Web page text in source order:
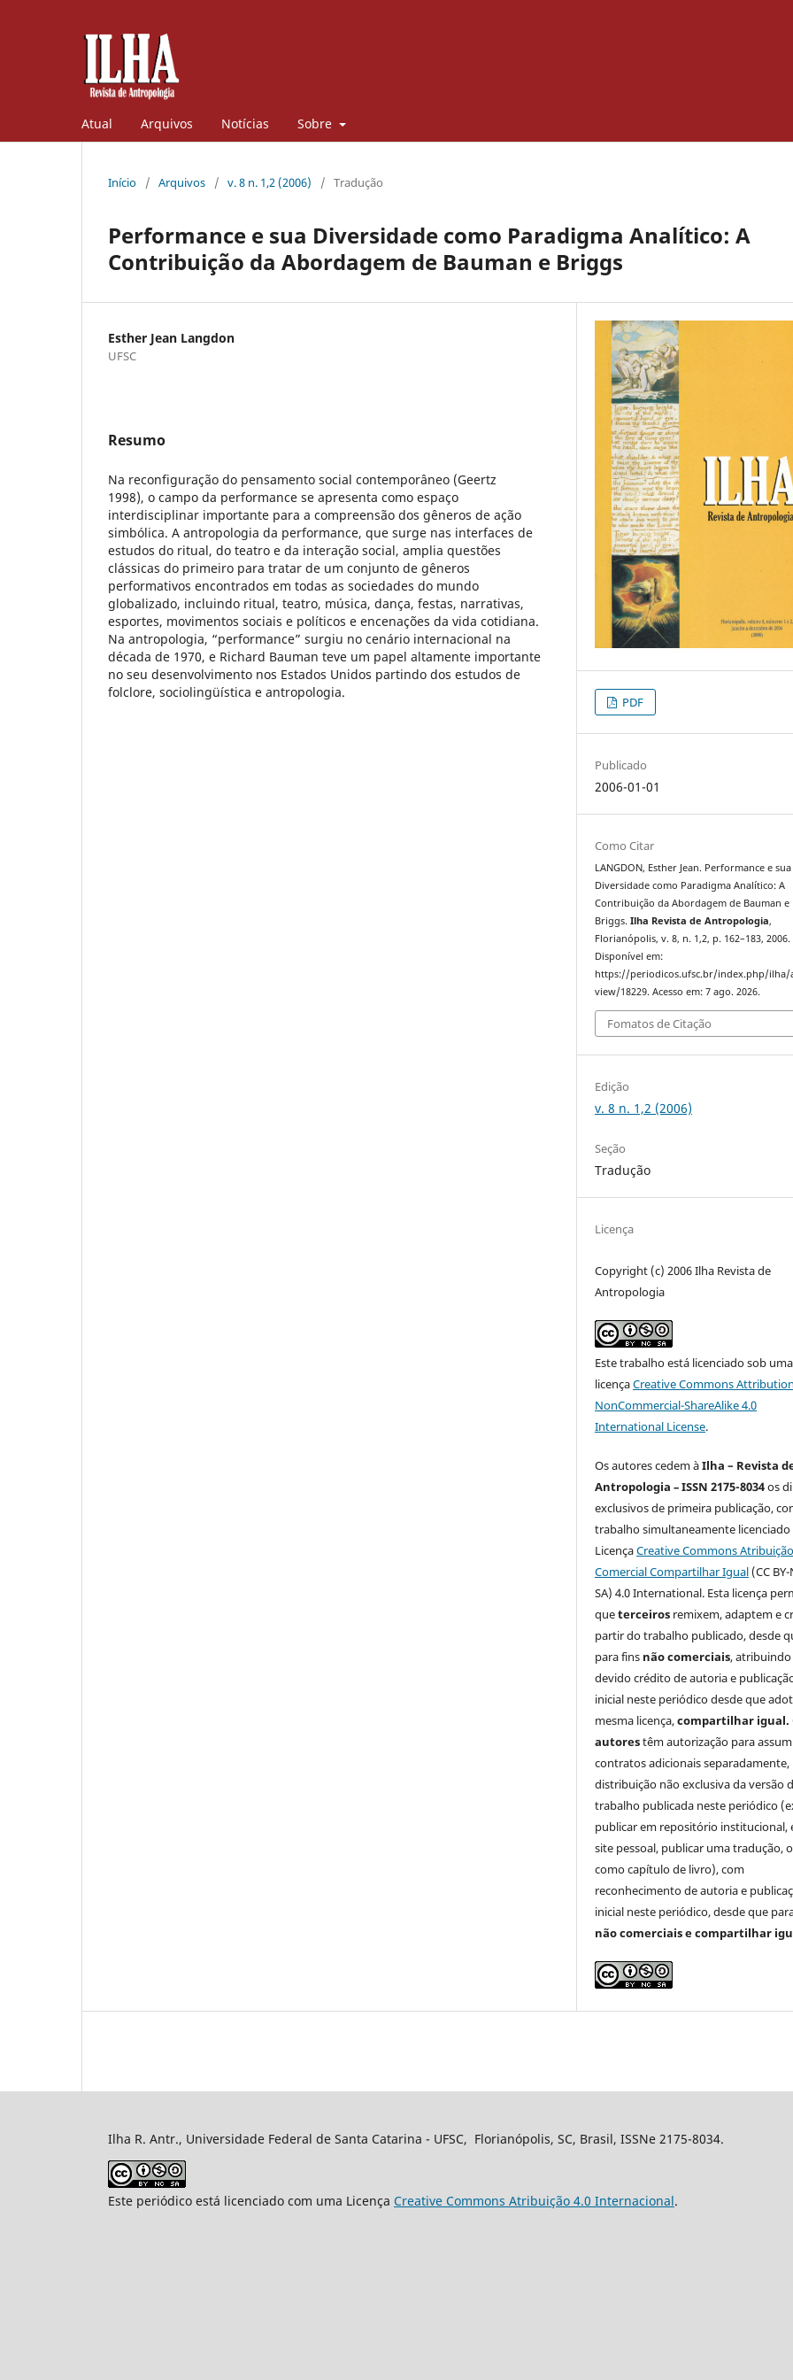
Atual Arquivos Notícias Sobre
Início / Arquivos / v. 8 n. 1,2 (2006) / Tradução
Performance e sua Diversidade como Paradigma Analítico: A
Contribuição da Abordagem de Bauman e Briggs
Esther Jean Langdon
UFSC
Resumo
Na reconfiguração do pensamento social contemporâneo (Geertz
1998), o campo da performance se apresenta como espaço
interdisciplinar importante para a compreensão dos gêneros de ação
simbólica. A antropologia da performance, que surge nas interfaces de
estudos do ritual, do teatro e da interação social, amplia questões
clássicas do primeiro para tratar de um conjunto de gêneros
performativos encontrados em todas as sociedades do mundo
globalizado, incluindo ritual, teatro, música, dança, festas, narrativas,
esportes, movimentos sociais e políticos e encenações da vida cotidiana.
Na antropologia, “performance” surgiu no cenário internacional na
década de 1970, e Richard Bauman teve um papel altamente importante
no seu desenvolvimento nos Estados Unidos partindo dos estudos de
folclore, sociolingüística e antropologia.
PDF
Publicado
2006-01-01
Como Citar
LANGDON, Esther Jean. Performance e sua
Diversidade como Paradigma Analítico: A
Contribuição da Abordagem de Bauman e
Briggs.Ilha Revista de Antropologia,
Florianópolis, v. 8, n. 1,2, p. 162–183, 2006.
Disponível em:
https://periodicos.ufsc.br/index.php/ilha/
view/18229. Acesso em: 7 ago. 2026.
Fomatos de Citação
Edição
v. 8 n. 1,2 (2006)
Seção
Tradução
Licença
Copyright (c) 2006 Ilha Revista de
Antropologia
Este trabalho está licenciado sob uma
licençaCreative Commons
NonCommercial-ShareAlike 4.0
International License.
Os autores cedem àIlha – Revista
Antropologia –ISSN 2175-8034os
exclusivos de primeira publicação,
trabalho simultaneamente licenciado
LicençaCreative Commons
Comercial Compartilhar Igual (CC
SA) 4.0 International. Esta licença
queterceiros remixem, adaptem e
partir do trabalho publicado, desde
para fins não comerciais,
devido crédito de autoria e
inicial neste periódico desde que
mesma licença,compartilhar igual.
autorestêm autorização para
contratos adicionais separadamente,
distribuição não exclusiva da versão
trabalho publicada neste periódico
publicar em repositório institucional,
site pessoal, publicar uma tradução,
como capítulo de livro), com
reconhecimento de autoria e
inicial neste periódico, desde que
não comerciais e compartilhar
Ilha R. Antr., Universidade Federal de Santa Catarina - UFSC, Florianópolis, SC, Brasil, ISSNe 2175-8034.
Este periódico está licenciado com uma Licença Creative Commons Atribuição 4.0 Internacional.